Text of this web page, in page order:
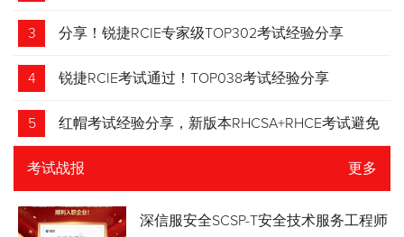
3 分享！锐捷RCIE专家级TOP302考试经验分享
4 锐捷RCIE考试通过！TOP038考试经验分享
5 红帽考试经验分享，新版本RHCSA+RHCE考试避免
踩坑
考试战报 更多
深信服安全SCSP-T安全技术服务工程师